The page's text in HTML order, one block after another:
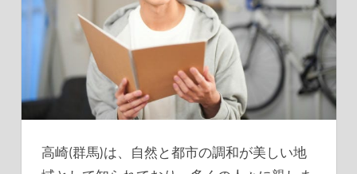
高崎(群馬)は、自然と都市の調和が美しい地